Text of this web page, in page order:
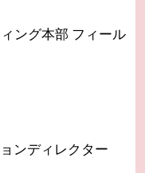
ング本部 フィール
ンディレクター